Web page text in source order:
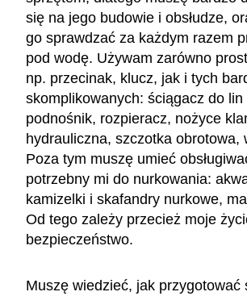
się na jego budowie i obsłudze,
go sprawdzać za każdym razem
pod wodę. Używam zarówno
np. przecinak, klucz, jak i tych
skomplikowanych: ściągacz do lin
podnośnik, rozpieracz, nożyce
hydrauliczna, szczotka obrotowa,
Poza tym muszę umieć
potrzebny mi do nurkowania:
kamizelki i skafandry nurkowe,
Od tego zależy przecież moje
bezpieczeństwo.
Muszę wiedzieć, jak przygotować